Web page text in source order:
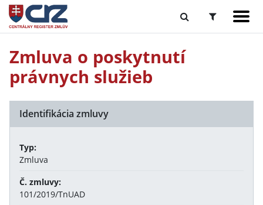
Zmluva o poskytnutí
právnych služieb
Identifikácia zmluvy
Typ:
Zmluva
Č. zmluvy:
101/2019/TnUAD